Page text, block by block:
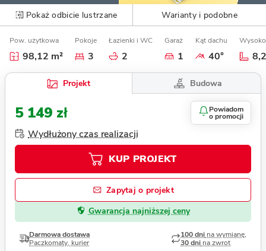
Pokaż odbicie lustrzane Warianty i podobne
Pow. użytkowa
98,12 m²
Pokoje
3
Łazienki i WC
2
Garaż
1
Kąt dachu
40°
Projekt Budowa
5 149 zł Powiadom
o promocji
Wydłużony czas realizacji
KUP PROJEKT
Zapytaj o projekt
Gwarancja najniższej ceny
Darmowa dostawa
Paczkomaty, kurier
100 dni na wymianę,
30 dni na zwrot